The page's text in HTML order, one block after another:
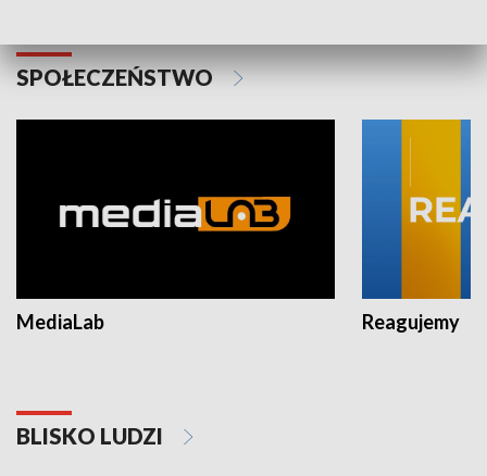
SPOŁECZEŃSTWO
MediaLab Reagujemy
BLISKO LUDZI